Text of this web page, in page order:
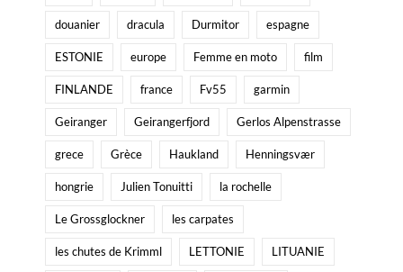
douanier dracula Durmitor espagne
ESTONIE europe Femme en moto film
FINLANDE france Fv55 garmin
Geiranger Geirangerfjord Gerlos Alpenstrasse
grece Grèce Haukland Henningsvær
hongrie Julien Tonuitti la rochelle
Le Grossglockner les carpates
les chutes de Krimml LETTONIE LITUANIE